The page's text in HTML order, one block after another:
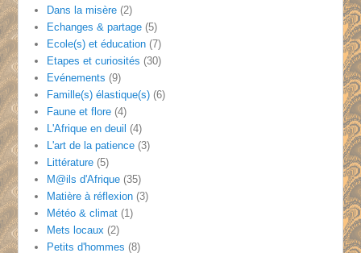
Dans la misère (2)
Echanges & partage (5)
Ecole(s) et éducation (7)
Etapes et curiosités (30)
Evénements (9)
Famille(s) élastique(s) (6)
Faune et flore (4)
L'Afrique en deuil (4)
L'art de la patience (3)
Littérature (5)
M@ils d'Afrique (35)
Matière à réflexion (3)
Météo & climat (1)
Mets locaux (2)
Petits d'hommes (8)